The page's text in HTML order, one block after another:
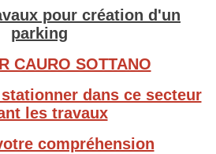
pour création d'un
parking
CAURO SOTTANO
dans ce secteur
les travaux
compréhension